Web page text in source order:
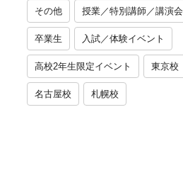
その他 授業／特別講師／講演会
卒業生 入試／体験イベント
高校2年生限定イベント 東京校
名古屋校 札幌校